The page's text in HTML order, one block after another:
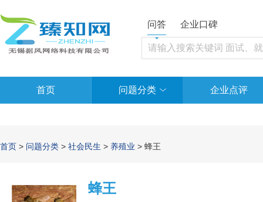
问答 企业口碑
首页 问题分类 企业点评
首页 > 问题分类 > 社会民生 > 养殖业 > 蜂王
蜂王